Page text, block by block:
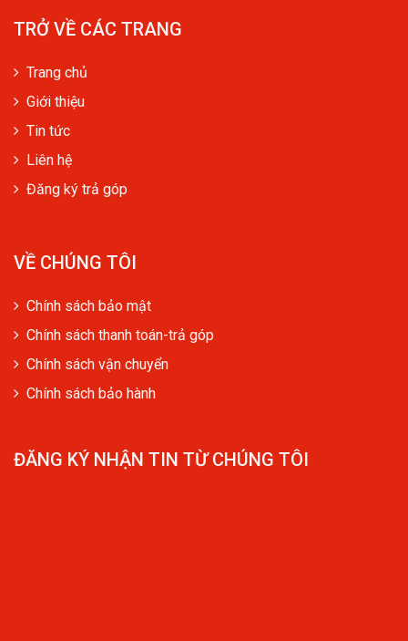
TRỞ VỀ CÁC TRANG
Trang chủ
Giới thiệu
Tin tức
Liên hệ
Đăng ký trả góp
VỀ CHÚNG TÔI
Chính sách bảo mật
Chính sách thanh toán-trả góp
Chính sách vận chuyển
Chính sách bảo hành
ĐĂNG KÝ NHẬN TIN TỪ CHÚNG TÔI